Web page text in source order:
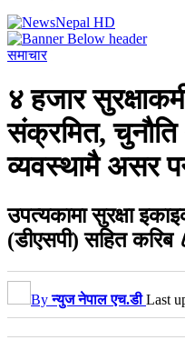
समाचार
४ हजार
संक्रमित, चुनाैति
व्यवस्थामै असर
उपत्यकामा सुरक्षा
(डीएसपी) सहित
Byन्युज नेपाल एच.डी Last